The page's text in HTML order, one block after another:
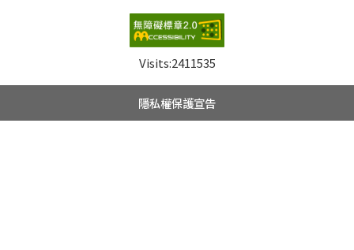
Visits:2411535
隱私權保護宣告